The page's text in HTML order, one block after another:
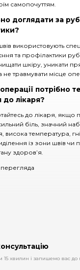
самопочуттям.
доглядати за
використовують
та профілактики
шкіру, уникати
не травмувати місце
потрібно
до лікаря?
до лікаря, якщо
біль, значний
висока температура,
із зони швів чи
здоров’я.
перегляда
хвилин і запишемо вас до